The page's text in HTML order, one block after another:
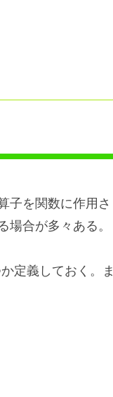
子を関数に作用さ
合が多々ある。
定義しておく。ま